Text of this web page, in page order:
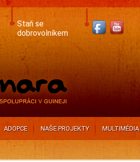
Staň se
dobrovolníkem
ADOPCE NAŠE PROJEKTY MULTIMÉDIA